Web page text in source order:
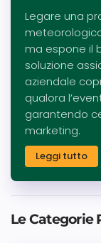
Legare una
ma espone il
soluzione
aziendale
qualora
garantendo
marketing.
Leggi tutto
Le Categorie